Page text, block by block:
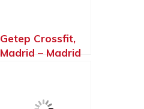
Getep Crossfit,
Madrid – Madrid